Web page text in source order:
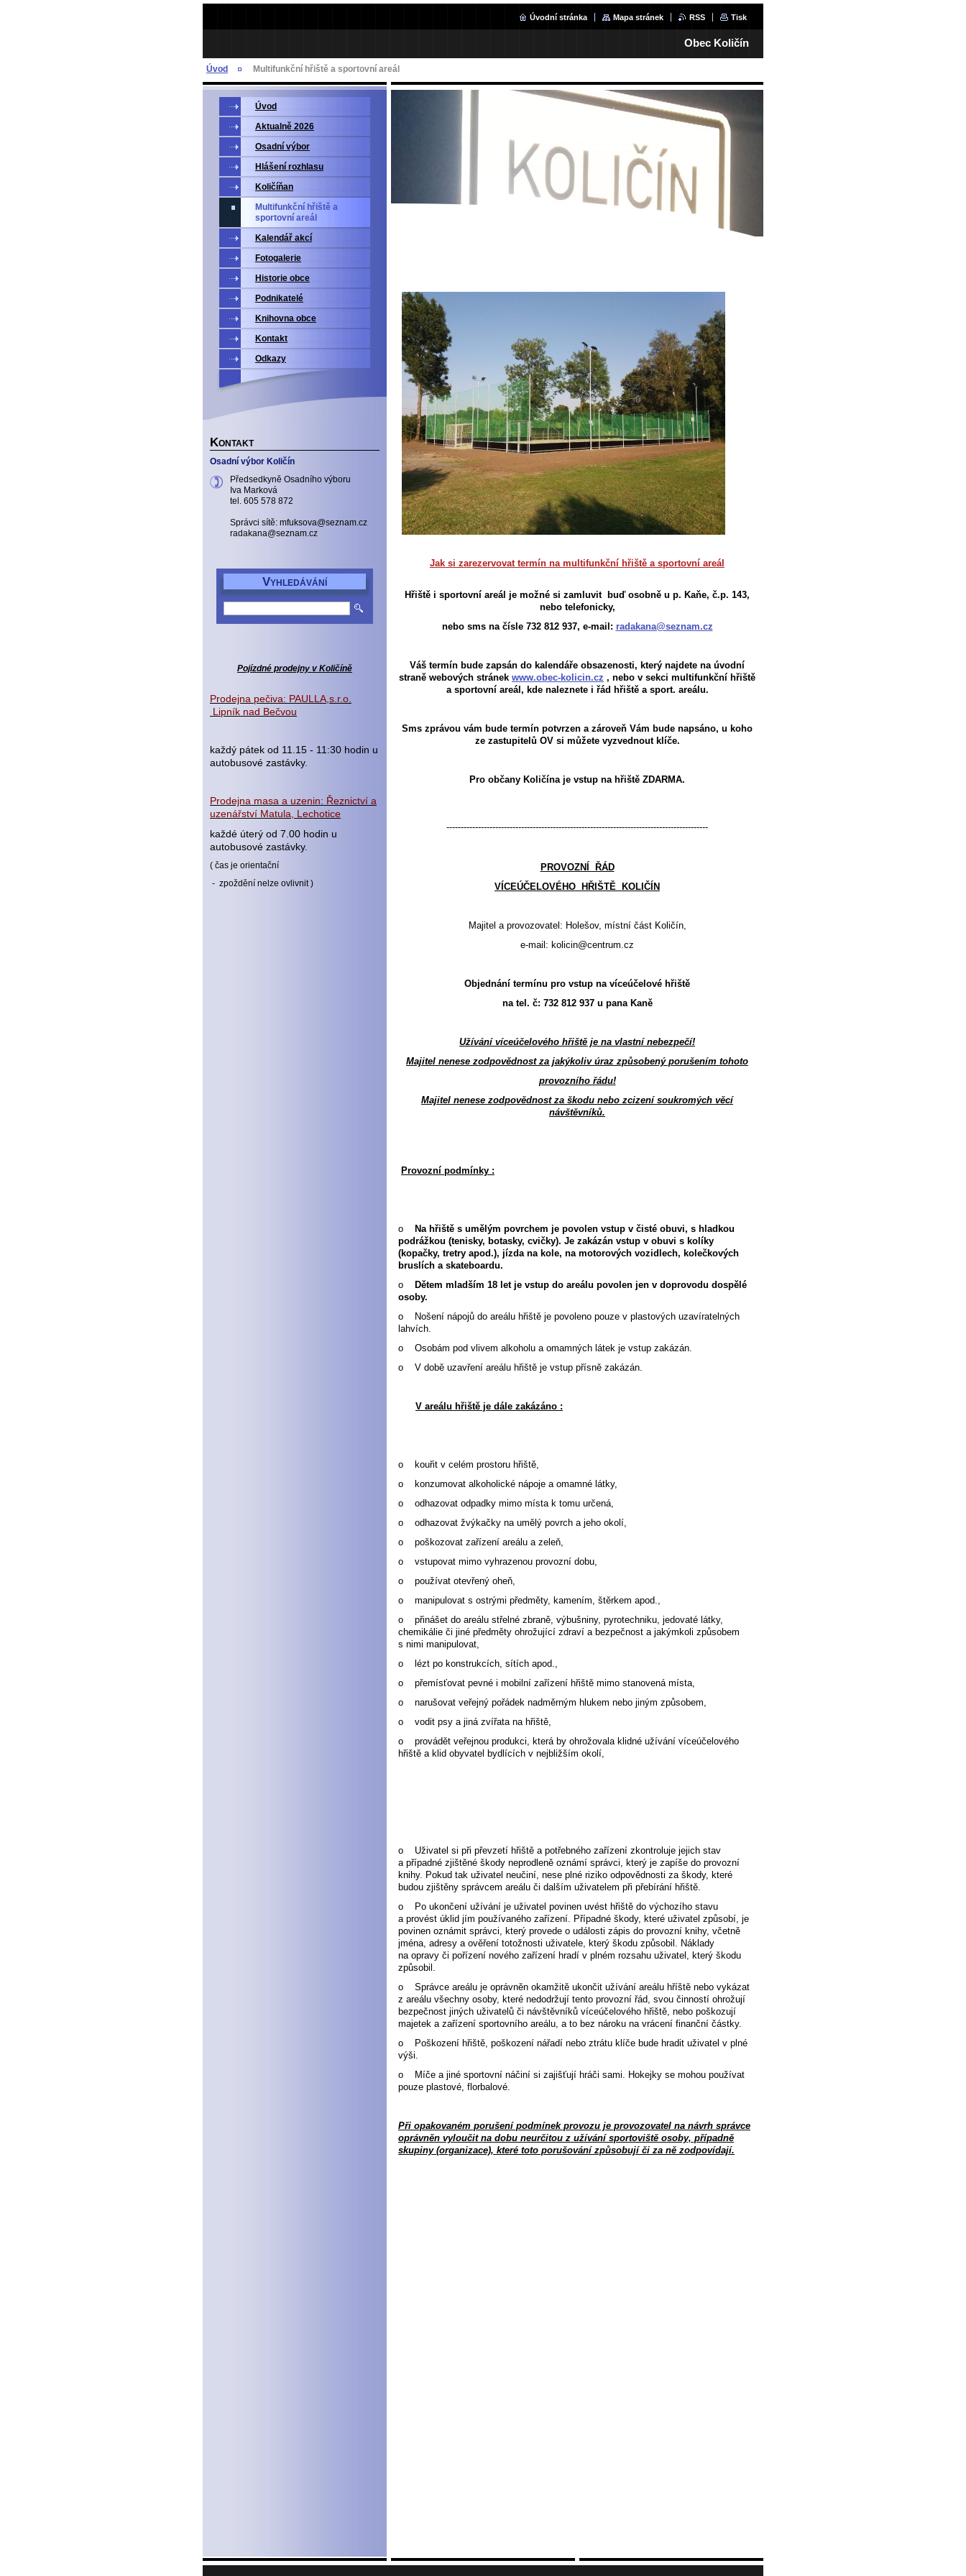
Úvodní stránka Mapa stránek RSS Tisk
Obec Količín
Úvod Multifunkční hřiště a sportovní areál
Jak si zarezervovat termín na multifunkční hřiště a sportovní areál
Hřiště i sportovní areál je možné si zamluvit buď osobně u p. Kaňe, č.p. 143,
nebo telefonicky,
nebo sms na čísle 732 812 937, e-mail: radakana@seznam.cz
Váš termín bude zapsán do kalendáře obsazenosti, který najdete na úvodní
straně webových stránek www.obec-kolicin.cz , nebo v sekci multifunkční hřiště
a sportovní areál, kde naleznete i řád hřiště a sport. areálu.
Sms zprávou vám bude termín potvrzen a zároveň Vám bude napsáno, u koho
ze zastupitelů OV si můžete vyzvednout klíče.
Pro občany Količína je vstup na hřiště ZDARMA.
-------------------------------------------------------------------------------------------
PROVOZNÍ ŘÁD
VÍCEÚČELOVÉHO HŘIŠTĚ KOLIČÍN
Majitel a provozovatel: Holešov, místní část Količín,
e-mail: kolicin@centrum.cz
Objednání termínu pro vstup na víceúčelové hřiště
na tel. č: 732 812 937 u pana Kaně
Užívání víceúčelového hřiště je na vlastní nebezpečí!
Majitel nenese zodpovědnost za jakýkoliv úraz způsobený porušením tohoto
provozního řádu!
Majitel nenese zodpovědnost za škodu nebo zcizení soukromých věcí
návštěvníků.
Provozní podmínky :
o
Na hřiště s umělým povrchem je povolen vstup v čisté obuvi, s hladkou
podrážkou (tenisky, botasky, cvičky). Je zakázán vstup v obuvi s kolíky
(kopačky, tretry apod.), jízda na kole, na motorových vozidlech, kolečkových
bruslích a skateboardu.
o
Dětem mladším 18 let je vstup do areálu povolen jen v doprovodu dospělé
osoby.
o Nošení nápojů do areálu hřiště je povoleno pouze v plastových uzavíratelných
lahvích.
o Osobám pod vlivem alkoholu a omamných látek je vstup zakázán.
o V době uzavření areálu hřiště je vstup přísně zakázán.
V areálu hřiště je dále zakázáno :
o kouřit v celém prostoru hřiště,
o konzumovat alkoholické nápoje a omamné látky,
o odhazovat odpadky mimo místa k tomu určená,
o odhazovat žvýkačky na umělý povrch a jeho okolí,
o poškozovat zařízení areálu a zeleň,
o vstupovat mimo vyhrazenou provozní dobu,
o používat otevřený oheň,
o manipulovat s ostrými předměty, kamením, štěrkem apod.,
o přinášet do areálu střelné zbraně, výbušniny, pyrotechniku, jedovaté látky,
chemikálie či jiné předměty ohrožující zdraví a bezpečnost a jakýmkoli způsobem
s nimi manipulovat,
o lézt po konstrukcích, sítích apod.,
o přemísťovat pevné i mobilní zařízení hřiště mimo stanovená místa,
o narušovat veřejný pořádek nadměrným hlukem nebo jiným způsobem,
o vodit psy a jiná zvířata na hřiště,
o provádět veřejnou produkci, která by ohrožovala klidné užívání víceúčelového
hřiště a klid obyvatel bydlících v nejbližším okolí,
o Uživatel si při převzetí hřiště a potřebného zařízení zkontroluje jejich stav
a případné zjištěné škody neprodleně oznámí správci, který je zapíše do provozní
knihy. Pokud tak uživatel neučiní, nese plné riziko odpovědnosti za škody, které
budou zjištěny správcem areálu či dalším uživatelem při přebírání hřiště.
o Po ukončení užívání je uživatel povinen uvést hřiště do výchozího stavu
a provést úklid jím používaného zařízení. Případné škody, které uživatel způsobí, je
povinen oznámit správci, který provede o události zápis do provozní knihy, včetně
jména, adresy a ověření totožnosti uživatele, který škodu způsobil. Náklady
na opravy či pořízení nového zařízení hradí v plném rozsahu uživatel, který škodu
způsobil.
o Správce areálu je oprávněn okamžitě ukončit užívání areálu hříště nebo vykázat
z areálu všechny osoby, které nedodržují tento provozní řád, svou činností ohrožují
bezpečnost jiných uživatelů či návštěvníků víceúčelového hřiště, nebo poškozují
majetek a zařízení sportovního areálu, a to bez nároku na vrácení finanční částky.
o Poškození hřiště, poškození nářadí nebo ztrátu klíče bude hradit uživatel v plné
výši.
o Míče a jiné sportovní náčiní si zajišťují hráči sami. Hokejky se mohou používat
pouze plastové, florbalové.
Při opakovaném porušení podmínek provozu je provozovatel na návrh správce
oprávněn vyloučit na dobu neurčitou z užívání sportoviště osoby, případně
skupiny (organizace), které toto porušování způsobují či za ně zodpovídají.
Úvod
Aktualně 2026
Osadní výbor
Hlášení rozhlasu
Količíňan
Multifunkční hřiště a
sportovní areál
Kalendář akcí
Fotogalerie
Historie obce
Podnikatelé
Knihovna obce
Kontakt
Odkazy
KONTAKT
Osadní výbor Količín
Předsedkyně Osadního výboru
Iva Marková
tel. 605 578 872
Správci sítě: mfuksova@seznam.cz
radakana@seznam.cz
VYHLEDÁVÁNÍ
Pojízdné prodejny v Količíně
Prodejna pečiva: PAULLA,s.r.o.
Lipník nad Bečvou
každý pátek od 11.15 - 11:30 hodin u
autobusové zastávky.
Prodejna masa a uzenin: Řeznictví a
uzenářství Matula, Lechotice
každé úterý od 7.00 hodin u
autobusové zastávky.
( čas je orientační
- zpoždění nelze ovlivnit )